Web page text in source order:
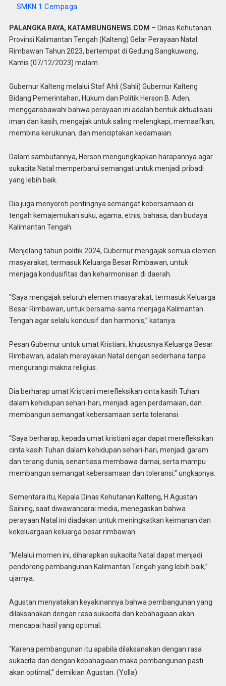
SMKN 1 Cempaga
PALANGKA RAYA, KATAMBUNGNEWS.COM – Dinas Kehutanan
Provinsi Kalimantan Tengah (Kalteng) Gelar Perayaan Natal
Rimbawan Tahun 2023, bertempat di Gedung Sangkuwong,
Kamis (07/12/2023) malam.
Gubernur Kalteng melalui Staf Ahli (Sahli) Gubernur Kalteng
Bidang Pemerintahan, Hukum dan Politik Herson B. Aden,
menggarisbawahi bahwa perayaan ini adalah bentuk aktualisasi
iman dan kasih, mengajak untuk saling melengkapi, memaafkan,
membina kerukunan, dan menciptakan kedamaian.
Dalam sambutannya, Herson mengungkapkan harapannya agar
sukacita Natal memperbarui semangat untuk menjadi pribadi
yang lebih baik.
Dia juga menyoroti pentingnya semangat kebersamaan di
tengah kemajemukan suku, agama, etnis, bahasa, dan budaya
Kalimantan Tengah.
Menjelang tahun politik 2024, Gubernur mengajak semua elemen
masyarakat, termasuk Keluarga Besar Rimbawan, untuk
menjaga kondusifitas dan keharmonisan di daerah.
“Saya mengajak seluruh elemen masyarakat, termasuk Keluarga
Besar Rimbawan, untuk bersama-sama menjaga Kalimantan
Tengah agar selalu kondusif dan harmonis,” katanya.
Pesan Gubernur untuk umat Kristiani, khususnya Keluarga Besar
Rimbawan, adalah merayakan Natal dengan sederhana tanpa
mengurangi makna religius.
Dia berharap umat Kristiani merefleksikan cinta kasih Tuhan
dalam kehidupan sehari-hari, menjadi agen perdamaian, dan
membangun semangat kebersamaan serta toleransi.
“Saya berharap, kepada umat kristiani agar dapat merefleksikan
cinta kasih Tuhan dalam kehidupan sehari-hari, menjadi garam
dan terang dunia, senantiasa membawa damai, serta mampu
membangun semangat kebersamaan dan toleransi,” ungkapnya.
Sementara itu, Kepala Dinas Kehutanan Kalteng, H.Agustan
Saining, saat diwawancarai media, menegaskan bahwa
perayaan Natal ini diadakan untuk meningkatkan keimanan dan
kekeluargaan keluarga besar rimbawan.
“Melalui momen ini, diharapkan sukacita Natal dapat menjadi
pendorong pembangunan Kalimantan Tengah yang lebih baik,”
ujarnya.
Agustan menyatakan keyakinannya bahwa pembangunan yang
dilaksanakan dengan rasa sukacita dan kebahagiaan akan
mencapai hasil yang optimal.
“Karena pembangunan itu apabila dilaksanakan dengan rasa
sukacita dan dengan kebahagiaan maka pembangunan pasti
akan optimal,” demikian Agustan. (Yolla).